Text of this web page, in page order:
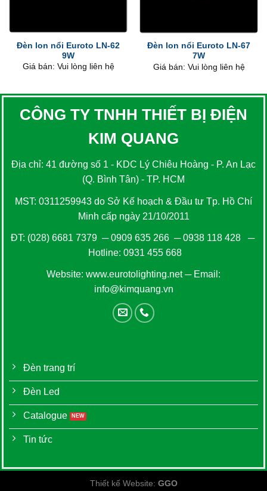
Đèn lon nổi Euroto LN-62
9W
Giá bán: Vui lòng liên hệ
Đèn lon nổi Euroto LN-67
7W
Giá bán: Vui lòng liên hệ
CÔNG TY TNHH THIẾT BỊ ĐIỆN
KIM QUANG
Địa chỉ: 41 đường số 1 - KDC Lý Chiêu Hoàng - P. An Lạc
(Q. Bình Tân) - TP. HCM
MST: 0311259943 do Sở Kế hoạch & Đầu tư Tp. Hồ Chí
Minh cấp ngày 21/10/2011
ĐT: (028) 6681 7379 ─0909 635 266─0938 118 428─
Hotline: 0931 455 668
Website: www.eurotolighting.net─ Email:
info@kimquang.vn
Đèn trang trí
Đèn Led
Catalogue
Tin tức
Thiết kế Website: GGO